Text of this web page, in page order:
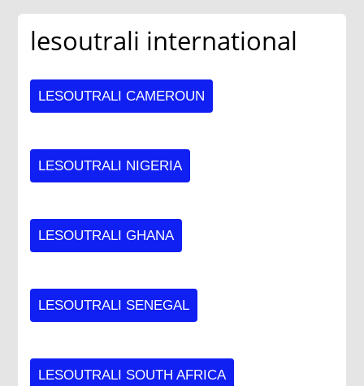
lesoutrali international
LESOUTRALI CAMEROUN
LESOUTRALI NIGERIA
LESOUTRALI GHANA
LESOUTRALI SENEGAL
LESOUTRALI SOUTH AFRICA